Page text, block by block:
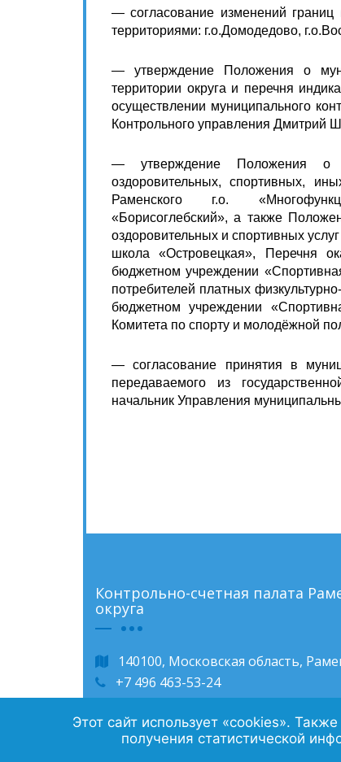
— согласование изменений
территориями: г.о.Домодедово,
— утверждение Положения о
территории округа и перечня
осуществлении муниципального
Контрольного управления Дмитрий
— утверждение Положения о
оздоровительных, спортивных,
Раменского г.о.
«Борисоглебский», а также
оздоровительных и спортивных
школа «Островецкая», Перечня
бюджетном учреждении
потребителей платных
бюджетном учреждении
Комитета по спорту и молодёжной
— согласование принятия в
передаваемого из
начальник Управления
Контрольно-счетная палата
округа
140100, Московская область,
+7 496 463-53-24
ram_ksp@mosreg.ru
По будням, с 9:00 до 18:00
Этот сайт использует «cookies».
получения статистической